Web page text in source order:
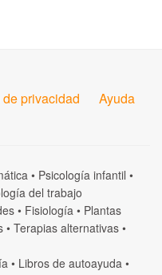
privacidad
Ayuda
• Psicología infantil •
del trabajo
• Fisiología • Plantas
• Terapias alternativas •
• Libros de autoayuda •